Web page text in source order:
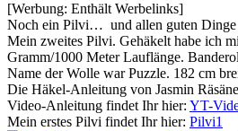
[Werbung: Enthält Werbelinks]
Noch ein Pilvi… und allen guten
Mein zweites Pilvi. Gehäkelt habe ich
Gramm/1000 Meter Lauflänge.
Name der Wolle war Puzzle. 182 cm
Die Häkel-Anleitung von Jasmin
Video-Anleitung findet Ihr hier: YT-
Mein erstes Pilvi findet Ihr hier: Pilvi1